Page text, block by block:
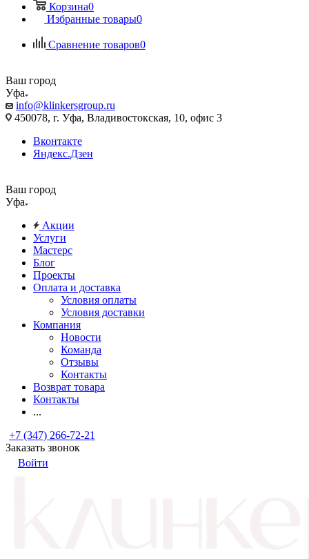
Корзина0
Избранные товары0
Сравнение товаров0
Ваш город
Уфа
info@klinkersgroup.ru
450078, г. Уфа, Владивостокская, 10, офис 3
Вконтакте
Яндекс.Дзен
Ваш город
Уфа
Акции
Услуги
Мастерс
Блог
Проекты
Оплата и доставка
Условия оплаты
Условия доставки
Компания
Новости
Команда
Отзывы
Контакты
Возврат товара
Контакты
...
+7 (347) 266-72-21
Заказать звонок
Войти